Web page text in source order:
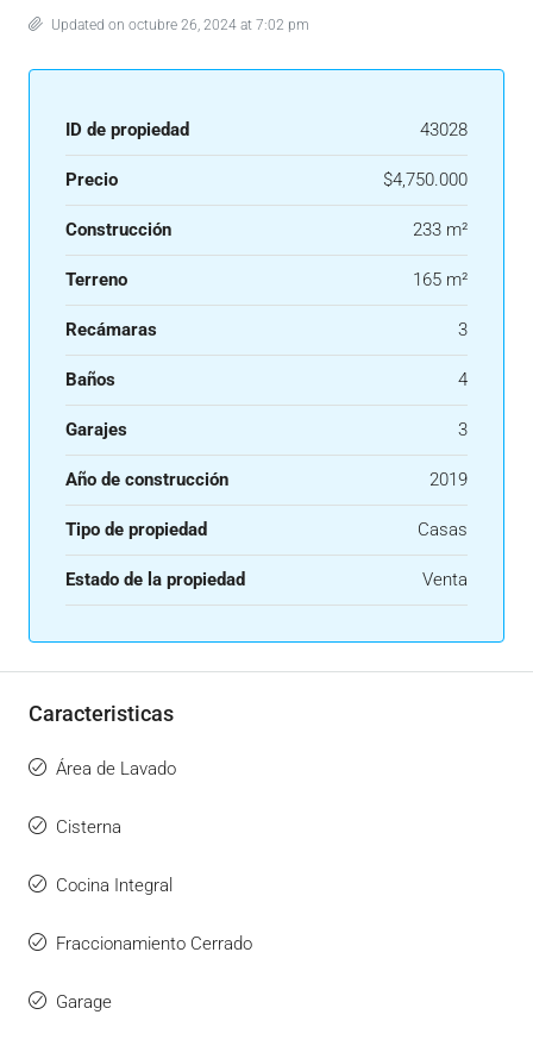
Updated on octubre 26, 2024 at 7:02 pm
ID de propiedad 43028
Precio $4,750.000
Construcción 233 m²
Terreno 165 m²
Recámaras 3
Baños 4
Garajes 3
Año de construcción 2019
Tipo de propiedad Casas
Estado de la propiedad Venta
Caracteristicas
Área de Lavado
Cisterna
Cocina Integral
Fraccionamiento Cerrado
Garage